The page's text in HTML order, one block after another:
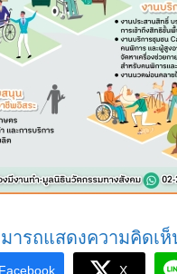
ารถแสดงความคิดเห็
Facebook X